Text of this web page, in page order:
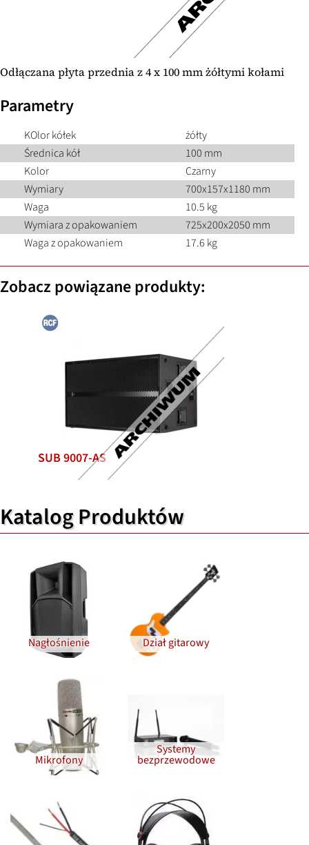
Odłączana płyta przednia z 4 x 100 mm żółtymi kołami
Parametry
KOlor kółek
żółty
Średnica kół
100 mm
Kolor
Czarny
Wymiary
700x157x1180 mm
Waga
10.5 kg
Wymiara z opakowaniem
725x200x2050 mm
Waga z opakowaniem
17.6 kg
Zobacz powiązane produkty:
SUB 9007-AS
Katalog Produktów
Nagłośnienie Dział gitarowy
Mikrofony
Systemy
bezprzewodowe